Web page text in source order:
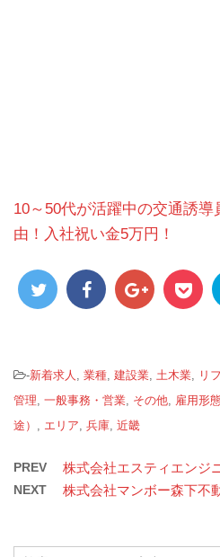
10～50代が活躍中の交通誘
由！入社祝い金5万円！
-新着求人 業種 建設業 土木業 リ
管理 一般事務・営業 その他 雇用形
途）
エリア 兵庫 近畿
PREV 株式会社エスティエン
NEXT 株式会社マンボー森下不